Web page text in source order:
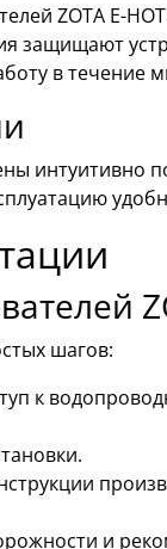
ZOTA E-
защищают
в течение
интуитивно
шагов:
к
и